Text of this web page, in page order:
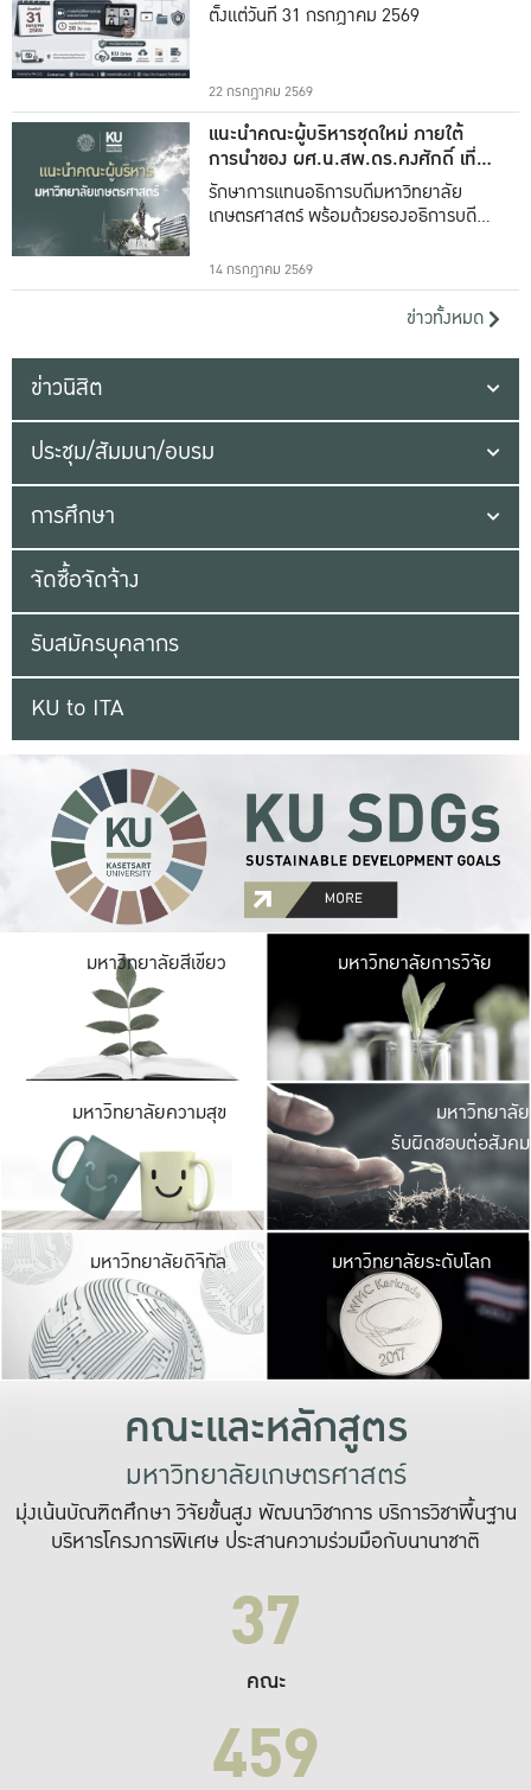
ตั้งแต่วันที่ 31 กรกฎาคม 2569
22 กรกฎาคม 2569
แนะนำคณะผู้บริหารชุดใหม่ ภายใต้
การนำของ ผศ.น.สพ.ดร.คงศักดิ์ เที่ยง
ธรรม
รักษาการแทนอธิการบดีมหาวิทยาลัย
เกษตรศาสตร์ พร้อมด้วยรองอธิการบดีทั้ง
14 กรกฎาคม 2569
ข่าวทั้งหมด
ข่าวนิสิต
ประชุม/สัมมนา/อบรม
การศึกษา
จัดซื้อจัดจ้าง
รับสมัครบุคลากร
KU to ITA
มหาวิทยาลัยสีเขียว มหาวิ
มีพื้นที่เขียวสดใส
เป็นป่าในเมือง เกษต
มหาวิทยาลัยการวิจัย
มหาวิทยาลัยความสุข มหาวิ
ค
เปิดประ
และพบเรื่องราวใ
มหาวิทยาลัย
รับผิดชอบต่อสังคม
มหาวิทยาลัยดิจิทัล มหาวิ
เปลี่ยนแปลง แล
เพื่อทำง
ระบบสารสนเทศ
มหาวิทยาลัยระดับโลก
คณะและหลักสูตร
มหาวิทยาลัยเกษตรศาสตร์
มุ่งเน้นบัณฑิตศึกษา วิจัยขั้นสูง พัฒนาวิชาการ บริการวิชาพื้นฐาน
บริหารโครงการพิเศษ ประสานความร่วมมือกับนานาชาติ
37
คณะ
459